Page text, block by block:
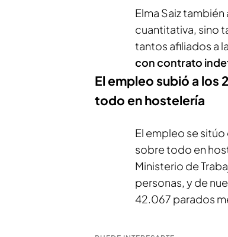
Elma Saiz también
cuantitativa, sino
tantos afiliados a
con contrato
El empleo subió a los
todo en hostelería
El empleo se sitúo
sobre todo en
Ministerio de
personas, y de
42.067 parados